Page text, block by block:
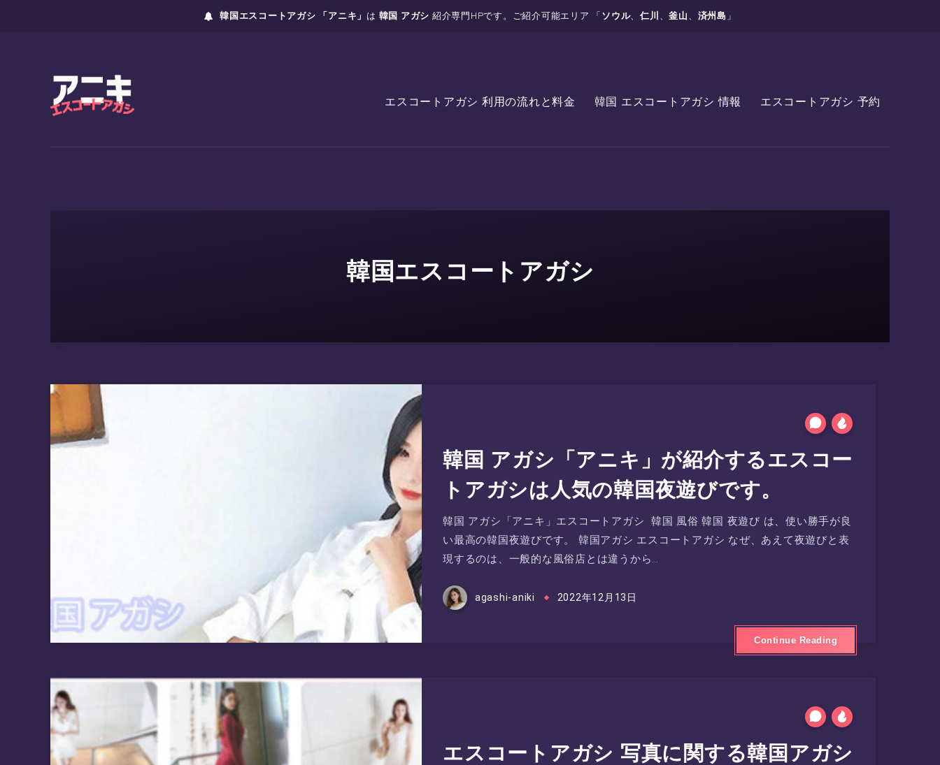
韓国エスコートアガシ 「アニキ」 は 韓国 アガシ 紹介専門HPです。ご紹介可能エリア 「 ソウル、 仁川 、釜山 、 済州島 」
エスコートアガシ 利用の流れと料金 韓国 エスコートアガシ 情報 エスコートアガシ 予約
韓国エスコートアガシ
韓国 アガシ「アニキ」が紹介するエスコー
トアガシは人気の韓国夜遊びです。
韓国 アガシ「アニキ」エスコートアガシ 韓国 風俗 韓国 夜遊び は、使い勝手が良
い最高の韓国夜遊びです。 韓国アガシ エスコートアガシ なぜ、あえて夜遊びと表
現するのは、一般的な風俗店とは違うから…
agashi-aniki 2022年12月13日
Continue Reading
エスコートアガシ 写真に関する韓国アガシ